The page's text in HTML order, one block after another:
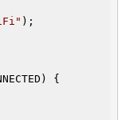
);
{